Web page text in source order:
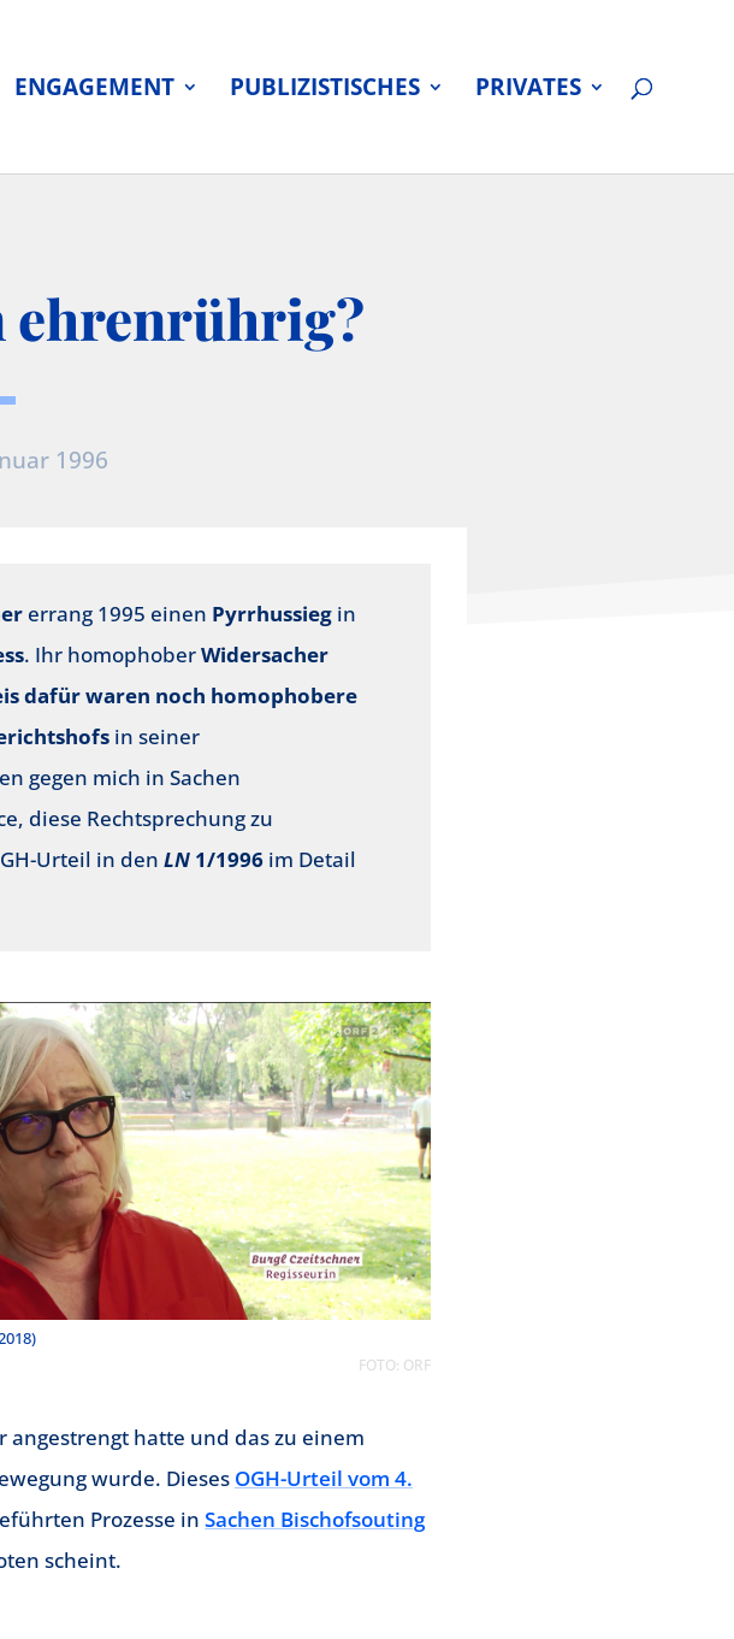
ENGAGEMENT PUBLIZISTISCHES PRIVATES
ehrenrührig?
1996
errang 1995 einen Pyrrhussieg in
. Ihr homophoberWidersacher
dafür waren noch homophobere
in seiner
gegen mich in Sachen
diese Rechtsprechung zu
Urteil in den LN 1/1996 im Detail
FOTO: ORF
angestrengt hatte und das zu einem
wurde. Dieses OGH-Urteil vom 4.
Prozesse inSachen Bischofsouting
scheint.